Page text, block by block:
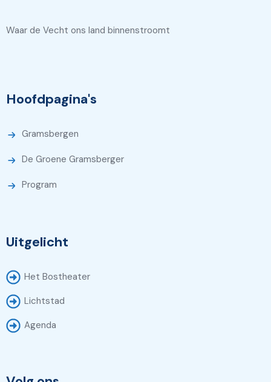
Waar de Vecht ons land binnenstroomt
Hoofdpagina's
Gramsbergen
De Groene Gramsberger
Program
Uitgelicht
Het Bostheater
Lichtstad
Agenda